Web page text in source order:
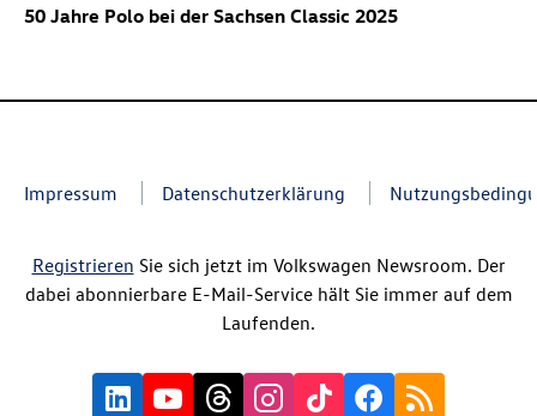
50 Jahre Polo bei der Sachsen Classic 2025
Impressum Datenschutzerklärung
Registrieren Sie sich jetzt im Volkswagen Newsroom. Der
dabei abonnierbare E-Mail-Service hält Sie immer auf dem
Laufenden.